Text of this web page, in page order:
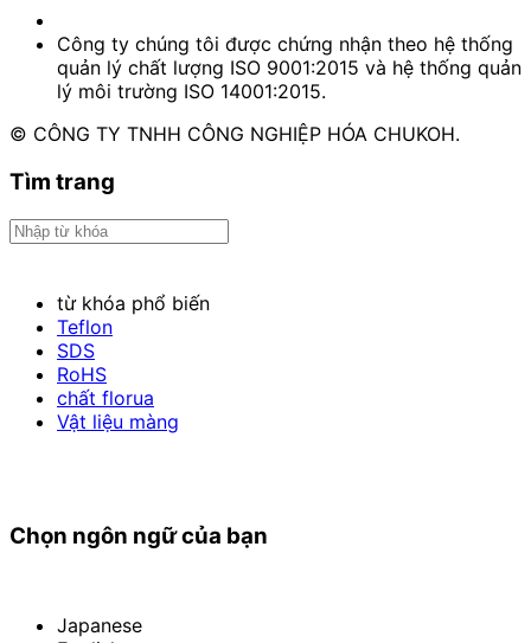
Công ty chúng tôi được chứng nhận theo hệ thống
quản lý chất lượng ISO 9001:2015 và hệ thống quản
lý môi trường ISO 14001:2015.
© CÔNG TY TNHH CÔNG NGHIỆP HÓA CHUKOH.
Tìm trang
từ khóa phổ biến
Teflon
SDS
RoHS
chất florua
Vật liệu màng
Chọn ngôn ngữ của bạn
Japanese